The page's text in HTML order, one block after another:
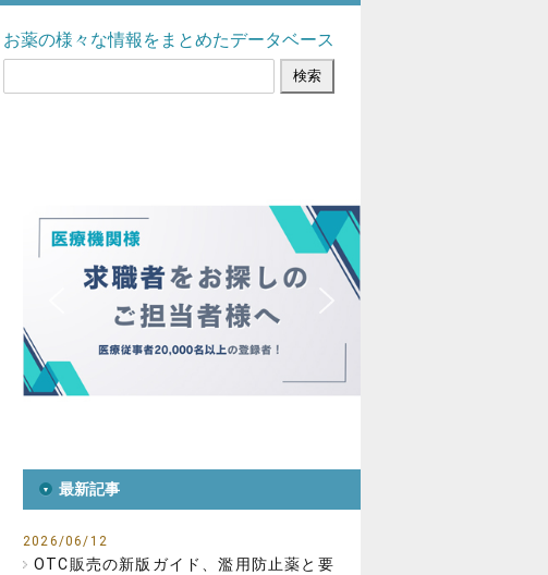
お薬の様々な情報をまとめたデータベース
最新記事
2026/06/12
OTC販売の新版ガイド、濫用防止薬と要